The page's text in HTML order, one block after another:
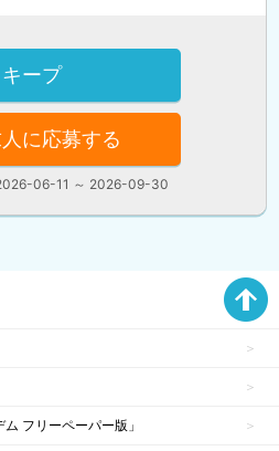
キープ
に応募する
06-11 ～ 2026-09-30
フリーペーパー版」